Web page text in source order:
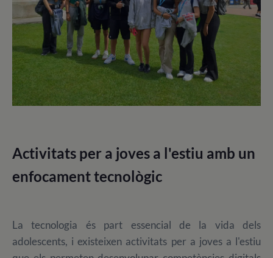
Activitats per a joves a l'estiu amb un
enfocament tecnològic
La tecnologia és part essencial de la vida dels
adolescents, i existeixen activitats per a joves a l'estiu